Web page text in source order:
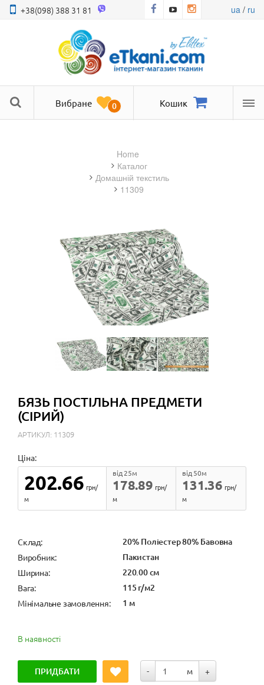
+38(098) 388 31 81 ua/ ru
Вибране 0 Кошик
Home
Каталог
домашній текстиль
11309
БЯЗЬ ПОСТІЛЬНА ПРЕДМЕТИ
(СІРИЙ)
АРТИКУЛ: 11309
Ціна:
202.66 грн/
м
178.89
від 25м
грн/
м
131.36
від 50м
грн/
м
Cклад: 20% Поліестер 80% Бавовна
Виробник: Пакистан
Ширина: 220.00 см
Вага: 115 г/м2
Мінімальне замовлення: 1 м
В наявності
ПРИДБАТИ - м +